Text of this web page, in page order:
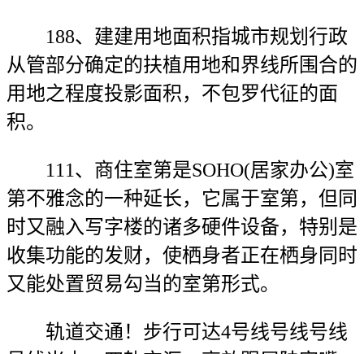
188、建建用地面积指城市规划行政
从管部分确定的扶植用地和界线所围合的
用地之程度投影面积，不包罗代征的面
积。
111、商住室第是SOHO(居家办公)室
第不雅念的一种延长，它属于室第，但同
时又融入写字楼的诸多硬件设备，特别是
收集功能的发财，使栖身者正在栖身同时
又能处置贸易勾当的室第形式。
轨道交通！步行可达4号线号线号线